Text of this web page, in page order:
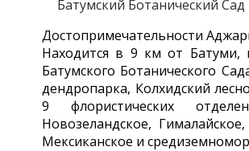
Батумский Ботанический Сад
Достопримечательности
Находится в 9 км от Батуми,
Батумского Ботанического
дендропарка, Колхидский
9 флористических
Новозеландское,
Мексиканское и